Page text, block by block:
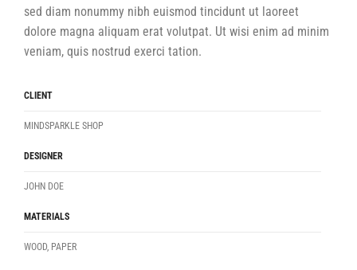
sed diam nonummy nibh euismod tincidunt ut laoreet
dolore magna aliquam erat volutpat. Ut wisi enim ad minim
veniam, quis nostrud exerci tation.
CLIENT
MINDSPARKLE SHOP
DESIGNER
JOHN DOE
MATERIALS
WOOD, PAPER